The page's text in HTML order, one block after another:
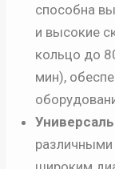
способна
и высокие
кольцо до
мин),